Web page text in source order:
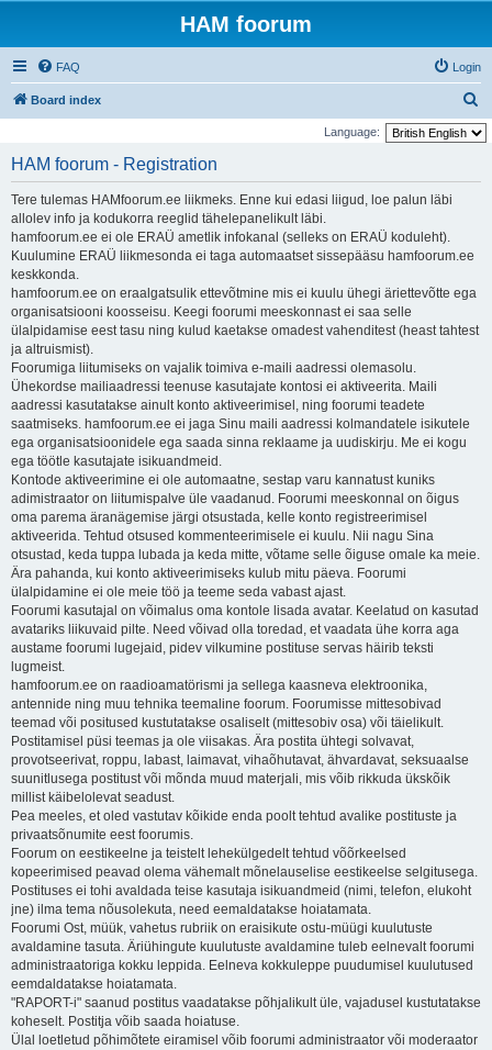
HAM foorum
FAQ Login
Board index
e
Language:
HAM foorum - Registration
Tere tulemas HAMfoorum.ee liikmeks. Enne kui edasi liigud, loe palun läbi
allolev info ja kodukorra reeglid tähelepanelikult läbi.
hamfoorum.ee ei ole ERAÜ ametlik infokanal (selleks on ERAÜ koduleht).
Kuulumine ERAÜ liikmesonda ei taga automaatset sissepääsu hamfoorum.ee
keskkonda.
hamfoorum.ee on eraalgatsulik ettevõtmine mis ei kuulu ühegi äriettevõtte ega
organisatsiooni koosseisu. Keegi foorumi meeskonnast ei saa selle
ülalpidamise eest tasu ning kulud kaetakse omadest vahenditest (heast tahtest
ja altruismist).
Foorumiga liitumiseks on vajalik toimiva e-maili aadressi olemasolu.
Ühekordse mailiaadressi teenuse kasutajate kontosi ei aktiveerita. Maili
aadressi kasutatakse ainult konto aktiveerimisel, ning foorumi teadete
saatmiseks. hamfoorum.ee ei jaga Sinu maili aadressi kolmandatele isikutele
ega organisatsioonidele ega saada sinna reklaame ja uudiskirju. Me ei kogu
ega töötle kasutajate isikuandmeid.
Kontode aktiveerimine ei ole automaatne, sestap varu kannatust kuniks
adimistraator on liitumispalve üle vaadanud. Foorumi meeskonnal on õigus
oma parema äranägemise järgi otsustada, kelle konto registreerimisel
aktiveerida. Tehtud otsused kommenteerimisele ei kuulu. Nii nagu Sina
otsustad, keda tuppa lubada ja keda mitte, võtame selle õiguse omale ka meie.
Ära pahanda, kui konto aktiveerimiseks kulub mitu päeva. Foorumi
ülalpidamine ei ole meie töö ja teeme seda vabast ajast.
Foorumi kasutajal on võimalus oma kontole lisada avatar. Keelatud on kasutad
avatariks liikuvaid pilte. Need võivad olla toredad, et vaadata ühe korra aga
austame foorumi lugejaid, pidev vilkumine postituse servas häirib teksti
lugmeist.
hamfoorum.ee on raadioamatörismi ja sellega kaasneva elektroonika,
antennide ning muu tehnika teemaline foorum. Foorumisse mittesobivad
teemad või positused kustutatakse osaliselt (mittesobiv osa) või täielikult.
Postitamisel püsi teemas ja ole viisakas. Ära postita ühtegi solvavat,
provotseerivat, roppu, labast, laimavat, vihaõhutavat, ähvardavat, seksuaalse
suunitlusega postitust või mõnda muud materjali, mis võib rikkuda ükskõik
millist käibelolevat seadust.
Pea meeles, et oled vastutav kõikide enda poolt tehtud avalike postituste ja
privaatsõnumite eest foorumis.
Foorum on eestikeelne ja teistelt lehekülgedelt tehtud võõrkeelsed
kopeerimised peavad olema vähemalt mõnelauselise eestikeelse selgitusega.
Postituses ei tohi avaldada teise kasutaja isikuandmeid (nimi, telefon, elukoht
jne) ilma tema nõusolekuta, need eemaldatakse hoiatamata.
Foorumi Ost, müük, vahetus rubriik on eraisikute ostu-müügi kuulutuste
avaldamine tasuta. Äriühingute kuulutuste avaldamine tuleb eelnevalt foorumi
administraatoriga kokku leppida. Eelneva kokkuleppe puudumisel kuulutused
eemdaldatakse hoiatamata.
"RAPORT-i" saanud postitus vaadatakse põhjalikult üle, vajadusel kustutatakse
koheselt. Postitja võib saada hoiatuse.
Ülal loetletud põhimõtete eiramisel võib foorumi administraator või moderaator